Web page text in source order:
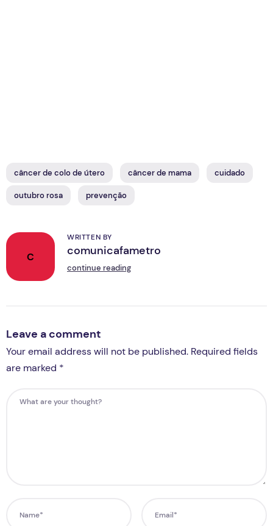
câncer de colo de útero câncer de mama cuidado
outubro rosa prevenção
C
WRITTEN BY
comunicafametro
continue reading
Leave a comment
Your email address will not be published. Required fields
are marked *